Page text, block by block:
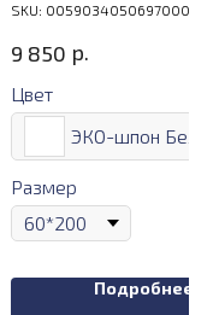
SKU:
9 850 р.
Цвет
Размер
Подробнее